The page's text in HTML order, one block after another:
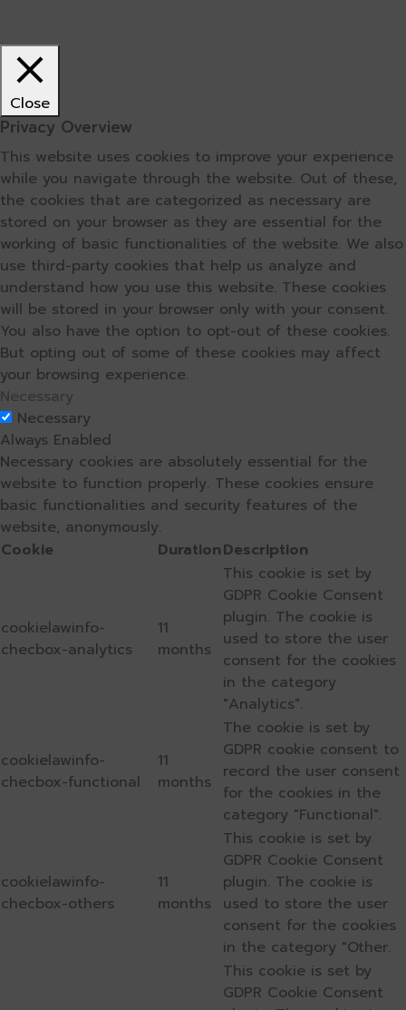
Close
Privacy Overview
This website uses cookies to improve your experience
while you navigate through the website. Out of these,
the cookies that are categorized as necessary are
stored on your browser as they are essential for the
working of basic functionalities of the website. We also
use third-party cookies that help us analyze and
understand how you use this website. These cookies
will be stored in your browser only with your consent.
You also have the option to opt-out of these cookies.
But opting out of some of these cookies may affect
your browsing experience.
Necessary
Necessary
Always Enabled
Necessary cookies are absolutely essential for the
website to function properly. These cookies ensure
basic functionalities and security features of the
website, anonymously.
Cookie
DurationDescription
cookielawinfo-
checbox-analytics
11
months
This cookie is set by
GDPR Cookie Consent
plugin. The cookie is
used to store the user
consent for the cookies
in the category
"Analytics".
cookielawinfo-
checbox-functional
11
months
The cookie is set by
GDPR cookie consent to
record the user consent
for the cookies in the
category "Functional".
cookielawinfo-
checbox-others
11
months
This cookie is set by
GDPR Cookie Consent
plugin. The cookie is
used to store the user
consent for the cookies
in the category "Other.
This cookie is set by
GDPR Cookie Consent